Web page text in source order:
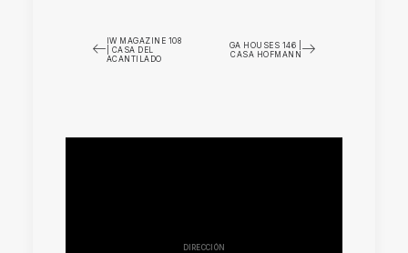
IW MAGAZINE 108
| CASA DEL
ACANTILADO
GA HOUSES 146 |
CASA HOFMANN
DIRECCIÓN